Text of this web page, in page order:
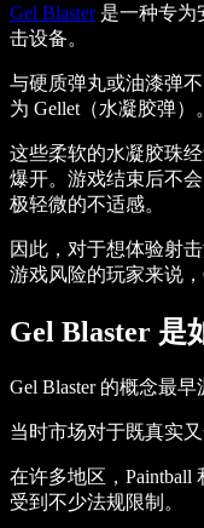
Gel Blaster是一种专为
击设备。
与硬质弹丸或油漆弹
为 Gellet（水凝胶弹）。
这些柔软的水凝胶珠
爆开。游戏结束后不
极轻微的不适感。
因此，对于想体验射
游戏风险的玩家来说，
Gel Blaster 是
Gel Blaster 的概念最
当时市场对于既真实
在许多地区，Paintball
受到不少法规限制。